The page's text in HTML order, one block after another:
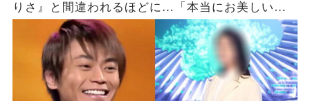
りさ』と間違われるほどに…「本当にお美しいで
す」「演歌界のお姫様」